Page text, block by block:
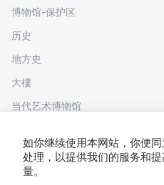
博物馆-保护区
历史
地方史
大樓
当代艺术博物馆
如你继续使用本网站，你便
处理，以提供我们的服务和
量。